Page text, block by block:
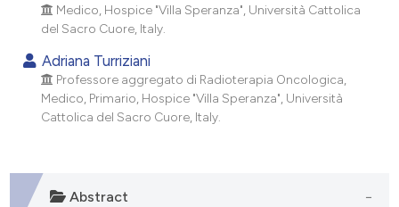
Mentioning
shows how a scientific paper
Medico, Hospice "Villa Speranza", Università Cattolica
del Sacro Cuore, Italy.
Adriana Turriziani
Professore aggregato di Radioterapia Oncologica,
Medico, Primario, Hospice "Villa Speranza", Università
Cattolica del Sacro Cuore, Italy.
Abstract